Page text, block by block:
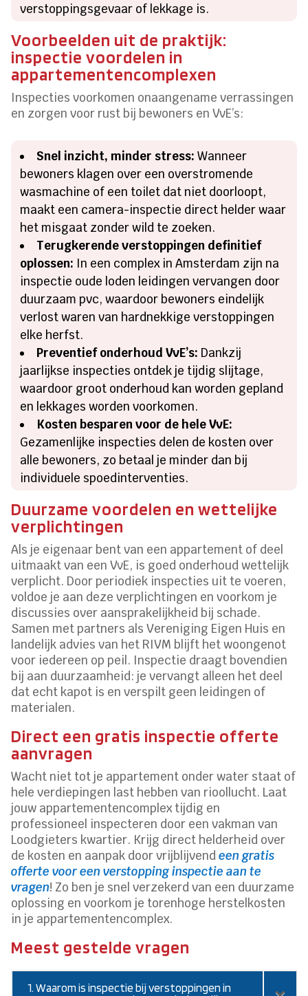
verstoppingsgevaar of lekkage is.
Voorbeelden uit de praktijk:
inspectie voordelen in
appartementencomplexen
Inspecties voorkomen onaangename verrassingen
en zorgen voor rust bij bewoners en VvE’s:
Snel inzicht, minder stress: Wanneer
bewoners klagen over een overstromende
wasmachine of een toilet dat niet doorloopt,
maakt een camera-inspectie direct helder waar
het misgaat zonder wild te zoeken.
Terugkerende verstoppingen definitief
oplossen: In een complex in Amsterdam zijn na
inspectie oude loden leidingen vervangen door
duurzaam pvc, waardoor bewoners eindelijk
verlost waren van hardnekkige verstoppingen
elke herfst.
Preventief onderhoud VvE’s: Dankzij
jaarlijkse inspecties ontdek je tijdig slijtage,
waardoor groot onderhoud kan worden gepland
en lekkages worden voorkomen.
Kosten besparen voor de hele VvE:
Gezamenlijke inspecties delen de kosten over
alle bewoners, zo betaal je minder dan bij
individuele spoedinterventies.
Duurzame voordelen en wettelijke
verplichtingen
Als je eigenaar bent van een appartement of deel
uitmaakt van een VvE, is goed onderhoud wettelijk
verplicht. Door periodiek inspecties uit te voeren,
voldoe je aan deze verplichtingen en voorkom je
discussies over aansprakelijkheid bij schade.
Samen met partners als Vereniging Eigen Huis en
landelijk advies van het RIVM blijft het woongenot
voor iedereen op peil. Inspectie draagt bovendien
bij aan duurzaamheid: je vervangt alleen het deel
dat echt kapot is en verspilt geen leidingen of
materialen.
Direct een gratis inspectie offerte
aanvragen
Wacht niet tot je appartement onder water staat of
hele verdiepingen last hebben van rioollucht. Laat
jouw appartementencomplex tijdig en
professioneel inspecteren door een vakman van
Loodgieters kwartier. Krijg direct helderheid over
de kosten en aanpak door vrijblijvendeen gratis
offerte voor een verstopping inspectie aan te
vragen! Zo ben je snel verzekerd van een duurzame
oplossing en voorkom je torenhoge herstelkosten
in je appartementencomplex.
Meest gestelde vragen
1. Waarom is inspectie bij verstoppingen in